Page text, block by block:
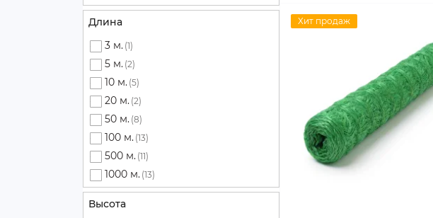
Длина
3 м. (1)
5 м. (2)
10 м. (5)
20 м. (2)
50 м. (8)
100 м. (13)
500 м. (11)
1000 м. (13)
Высота
Хит продаж